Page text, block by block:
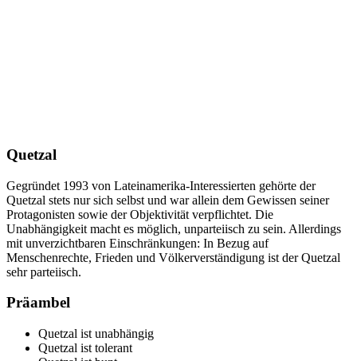
Quetzal
Gegründet 1993 von Lateinamerika-Interessierten gehörte der
Quetzal stets nur sich selbst und war allein dem Gewissen seiner
Protagonisten sowie der Objektivität verpflichtet. Die
Unabhängigkeit macht es möglich, unparteiisch zu sein. Allerdings
mit unverzichtbaren Einschränkungen: In Bezug auf
Menschenrechte, Frieden und Völkerverständigung ist der Quetzal
sehr parteiisch.
Präambel
Quetzal ist unabhängig
Quetzal ist tolerant